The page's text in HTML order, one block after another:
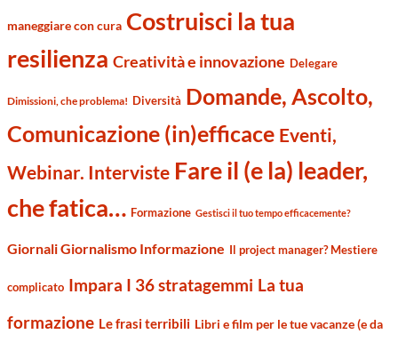
maneggiare con cura Costruisci la tua
resilienza Creatività e innovazione Delegare
Dimissioni, che problema! Diversità Domande, Ascolto,
Comunicazione (in)efficace Eventi,
Webinar. Interviste Fare il (e la) leader,
che fatica… Formazione Gestisci il tuo tempo efficacemente?
Giornali Giornalismo Informazione Il project manager? Mestiere
complicato Impara I 36 stratagemmi La tua
formazione Le frasi terribili Libri e film per le tue vacanze (e da